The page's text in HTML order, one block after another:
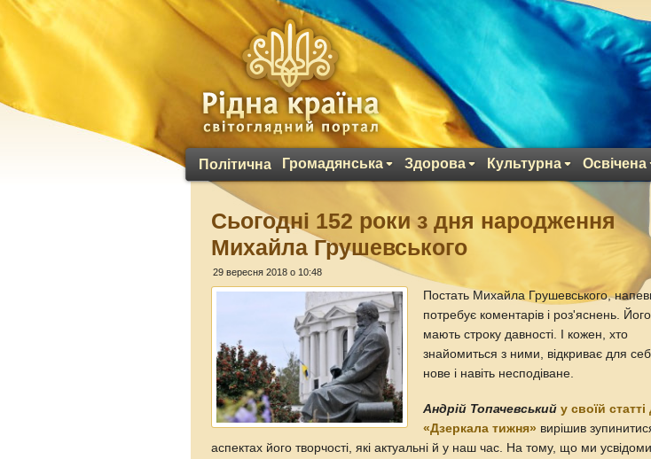
Політична Громадянська Здорова Культурна Освічена
Сьогодні 152 роки з дня народження
Михайла Грушевського
29 вересня 2018 о 10:48
Постать Михайла Грушевського,
потребує коментарів і роз'яснень.
мають строку давності. І кожен, хто
знайомиться з ними, відкриває для
нове і навіть несподіване.
Андрій Топачевський у своїй статті
«Дзеркала тижня» вирішив
аспектах його творчості, які актуальні й у наш час. На тому, що ми